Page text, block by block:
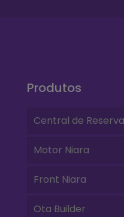
Produtos
Central de
Motor Niara
Front Niara
Ota Builder